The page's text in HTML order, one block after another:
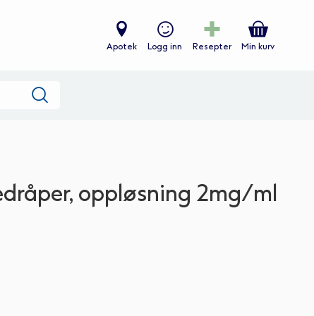
Apotek Logg inn Resepter Min kurv
oppløsning 2mg/ml